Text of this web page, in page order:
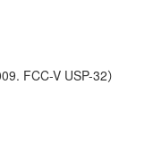
FCC-V USP-32）